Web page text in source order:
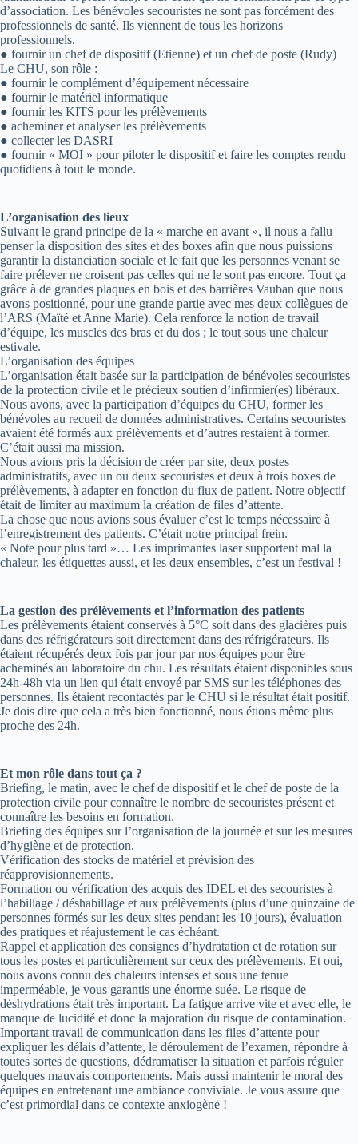
d’association. Les bénévoles secouristes ne sont pas forcément des
professionnels de santé. Ils viennent de tous les horizons
professionnels.
● fournir un chef de dispositif (Etienne) et un chef de poste (Rudy)
Le CHU, son rôle :
● fournir le complément d’équipement nécessaire
● fournir le matériel informatique
● fournir les KITS pour les prélèvements
● acheminer et analyser les prélèvements
● collecter les DASRI
● fournir « MOI » pour piloter le dispositif et faire les comptes rendu
quotidiens à tout le monde.
L’organisation des lieux
Suivant le grand principe de la « marche en avant », il nous a fallu
penser la disposition des sites et des boxes afin que nous puissions
garantir la distanciation sociale et le fait que les personnes venant se
faire prélever ne croisent pas celles qui ne le sont pas encore. Tout ça
grâce à de grandes plaques en bois et des barrières Vauban que nous
avons positionné, pour une grande partie avec mes deux collègues de
l’ARS (Maïté et Anne Marie). Cela renforce la notion de travail
d’équipe, les muscles des bras et du dos ; le tout sous une chaleur
estivale.
L’organisation des équipes
L’organisation était basée sur la participation de bénévoles secouristes
de la protection civile et le précieux soutien d’infirmier(es) libéraux.
Nous avons, avec la participation d’équipes du CHU, former les
bénévoles au recueil de données administratives. Certains secouristes
avaient été formés aux prélèvements et d’autres restaient à former.
C’était aussi ma mission.
Nous avions pris la décision de créer par site, deux postes
administratifs, avec un ou deux secouristes et deux à trois boxes de
prélèvements, à adapter en fonction du flux de patient. Notre objectif
était de limiter au maximum la création de files d’attente.
La chose que nous avions sous évaluer c’est le temps nécessaire à
l’enregistrement des patients. C’était notre principal frein.
« Note pour plus tard »… Les imprimantes laser supportent mal la
chaleur, les étiquettes aussi, et les deux ensembles, c’est un festival !
La gestion des prélèvements et l’information des patients
Les prélèvements étaient conservés à 5°C soit dans des glacières puis
dans des réfrigérateurs soit directement dans des réfrigérateurs. Ils
étaient récupérés deux fois par jour par nos équipes pour être
acheminés au laboratoire du chu. Les résultats étaient disponibles sous
24h-48h via un lien qui était envoyé par SMS sur les téléphones des
personnes. Ils étaient recontactés par le CHU si le résultat était positif.
Je dois dire que cela a très bien fonctionné, nous étions même plus
proche des 24h.
Et mon rôle dans tout ça ?
Briefing, le matin, avec le chef de dispositif et le chef de poste de la
protection civile pour connaître le nombre de secouristes présent et
connaître les besoins en formation.
Briefing des équipes sur l’organisation de la journée et sur les mesures
d’hygiène et de protection.
Vérification des stocks de matériel et prévision des
réapprovisionnements.
Formation ou vérification des acquis des IDEL et des secouristes à
l’habillage / déshabillage et aux prélèvements (plus d’une quinzaine de
personnes formés sur les deux sites pendant les 10 jours), évaluation
des pratiques et réajustement le cas échéant.
Rappel et application des consignes d’hydratation et de rotation sur
tous les postes et particulièrement sur ceux des prélèvements. Et oui,
nous avons connu des chaleurs intenses et sous une tenue
imperméable, je vous garantis une énorme suée. Le risque de
déshydrations était très important. La fatigue arrive vite et avec elle, le
manque de lucidité et donc la majoration du risque de contamination.
Important travail de communication dans les files d’attente pour
expliquer les délais d’attente, le déroulement de l’examen, répondre à
toutes sortes de questions, dédramatiser la situation et parfois réguler
quelques mauvais comportements. Mais aussi maintenir le moral des
équipes en entretenant une ambiance conviviale. Je vous assure que
c’est primordial dans ce contexte anxiogène !